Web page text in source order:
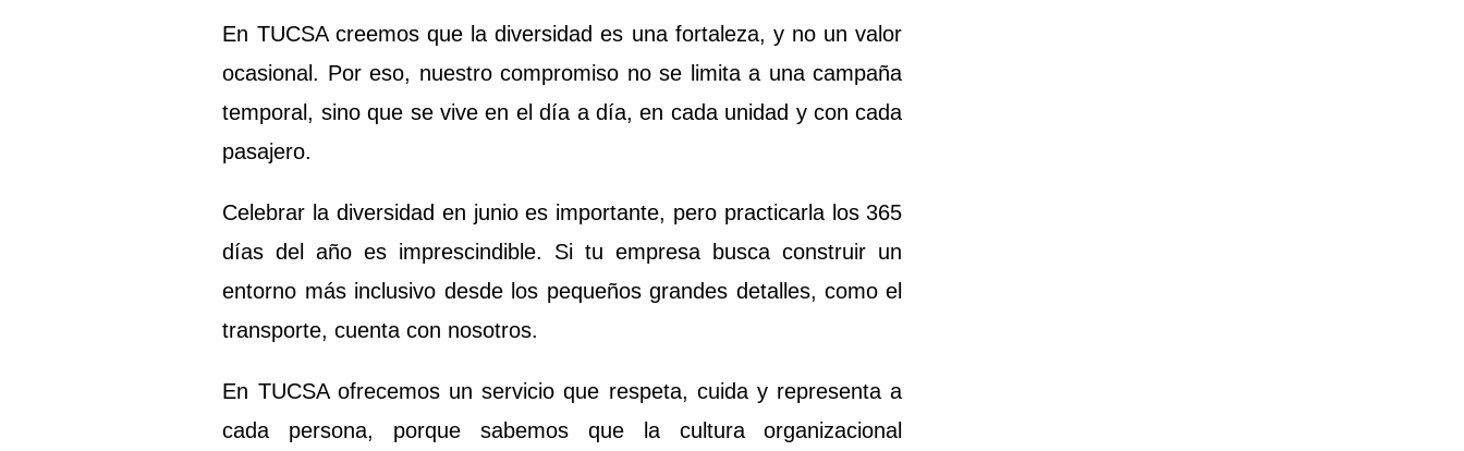
En TUCSA creemos que la diversidad es una fortaleza, y no un valor
ocasional. Por eso, nuestro compromiso no se limita a una campaña
temporal, sino que se vive en el día a día, en cada unidad y con cada
pasajero.
Celebrar la diversidad en junio es importante, pero practicarla los 365
días del año es imprescindible. Si tu empresa busca construir un
entorno más inclusivo desde los pequeños grandes detalles, como el
transporte, cuenta con nosotros.
En TUCSA ofrecemos un servicio que respeta, cuida y representa a
cada persona, porque sabemos que la cultura organizacional